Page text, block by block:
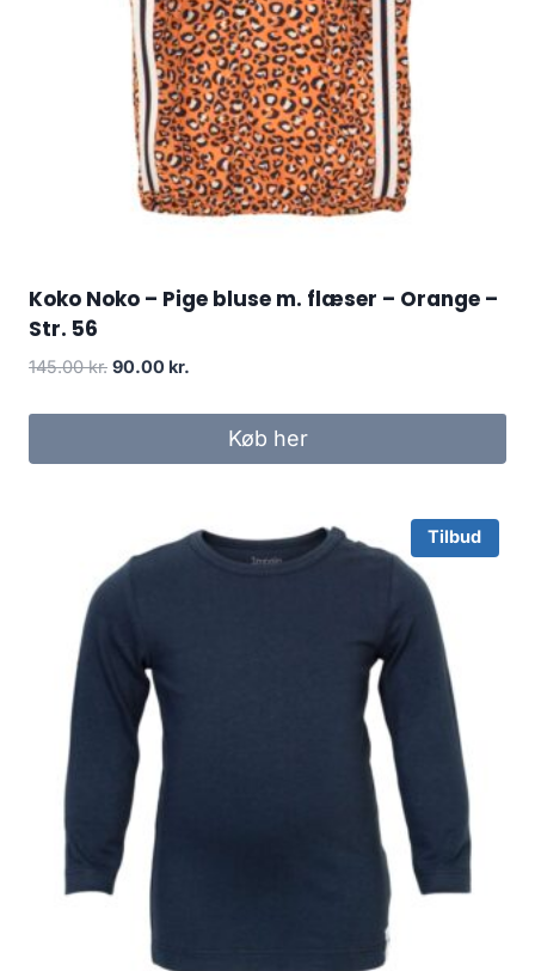
Koko Noko – Pige bluse m. flæser – Orange –
Str. 56
145.00kr. Original
was:
90.00 kr.
is:
90.00 kr..
Køb her
Tilbud